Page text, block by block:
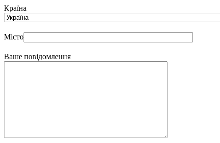
Країна
Місто
Ваше повідомлення